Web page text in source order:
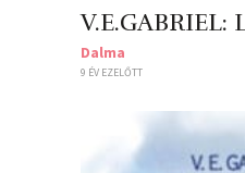
V.E.GABRIEL:
Dalma
9 ÉV EZELŐTT